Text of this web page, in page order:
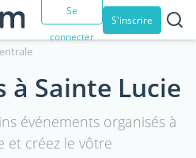
Se
connecter
S'inscrire
à Sainte Lucie
événements organisés à
et créez le vôtre